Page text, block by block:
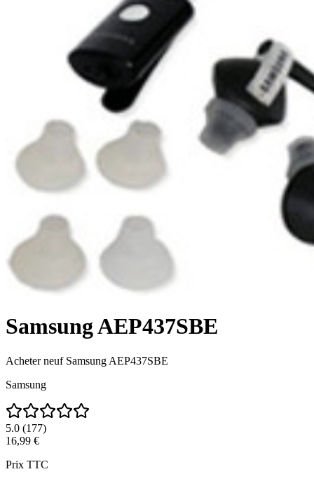
Samsung AEP437SBE
Acheter neuf Samsung AEP437SBE
Samsung
5.0 (177)
16,99 €
Prix TTC